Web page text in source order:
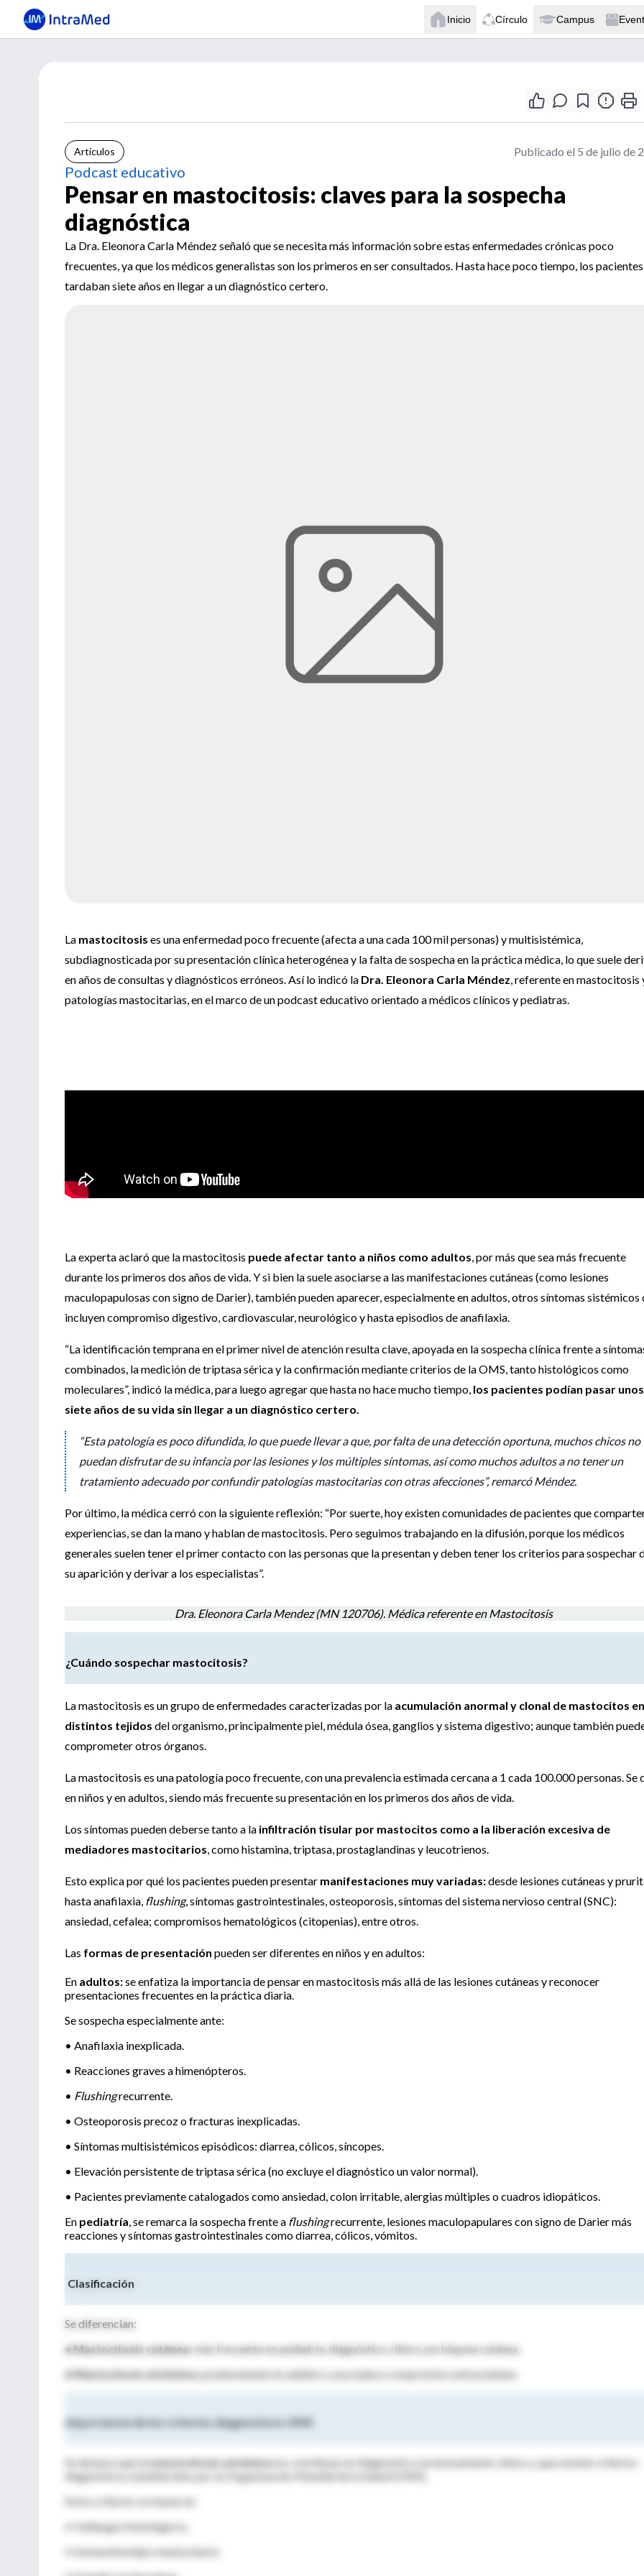
Inicio Círculo Campus
Artículos Publicado el 5 de julio de
Podcast educativo
Pensar en mastocitosis: claves para la sospecha
diagnóstica
La Dra. Eleonora Carla Méndez señaló que se necesita más información sobre estas enfermedades crónicas poco
frecuentes, ya que los médicos generalistas son los primeros en ser consultados. Hasta hace poco tiempo, los pacientes
tardaban siete años en llegar a un diagnóstico certero.
La mastocitosis es una enfermedad poco frecuente (afecta a una cada 100 mil personas) y multisistémica,
subdiagnosticada por su presentación clínica heterogénea y la falta de sospecha en la práctica médica, lo que suele
en años de consultas y diagnósticos erróneos. Así lo indicó la Dra. Eleonora Carla Méndez , referente en mastocitosis
patologías mastocitarias, en el marco de un podcast educativo orientado a médicos clínicos y pediatras.
La experta aclaró que la mastocitosis puede afectar tanto a niños como adultos , por más que sea más frecuente
durante los primeros dos años de vida. Y si bien la suele asociarse a las manifestaciones cutáneas (como lesiones
maculopapulosas con signo de Darier), también pueden aparecer, especialmente en adultos, otros síntomas sistémicos
incluyen compromiso digestivo, cardiovascular, neurológico y hasta episodios de anafilaxia.
“La identificación temprana en el primer nivel de atención resulta clave, apoyada en la sospecha clínica frente a
combinados, la medición de triptasa sérica y la confirmación mediante criterios de la OMS, tanto histológicos como
moleculares”, indicó la médica, para luego agregar que hasta no hace mucho tiempo, los pacientes podían pasar unos
siete años de su vida sin llegar a un diagnóstico certero.
“Esta patología es poco difundida, lo que puede llevar a que, por falta de una detección oportuna, muchos chicos no
puedan disfrutar de su infancia por las lesiones y los múltiples síntomas, así como muchos adultos a no tener un
tratamiento adecuado por confundir patologías mastocitarias con otras afecciones”, remarcó Méndez.
Por último, la médica cerró con la siguiente reflexión: “Por suerte, hoy existen comunidades de pacientes que
experiencias, se dan la mano y hablan de mastocitosis. Pero seguimos trabajando en la difusión, porque los médicos
generales suelen tener el primer contacto con las personas que la presentan y deben tener los criterios para sospechar
su aparición y derivar a los especialistas”.
Dra. Eleonora Carla Mendez (MN 120706). Médica referente en Mastocitosis
¿Cuándo sospechar mastocitosis?
La mastocitosis es un grupo de enfermedades caracterizadas por la acumulación anormal y clonal de mastocitos en
distintos tejidos del organismo, principalmente piel, médula ósea, ganglios y sistema digestivo; aunque también
comprometer otros órganos.
La mastocitosis es una patología poco frecuente, con una prevalencia estimada cercana a 1 cada 100.000 personas. Se
en niños y en adultos, siendo más frecuente su presentación en los primeros dos años de vida.
Los síntomas pueden deberse tanto a la infiltración tisular por mastocitos como a la liberación excesiva de
mediadores mastocitarios , como histamina, triptasa, prostaglandinas y leucotrienos.
Esto explica por qué los pacientes pueden presentar manifestaciones muy variadas:desde lesiones cutáneas y
hasta anafilaxia, flushing, síntomas gastrointestinales, osteoporosis, síntomas del sistema nervioso central (SNC):
ansiedad, cefalea; compromisos hematológicos (citopenias), entre otros.
Las formas de presentación pueden ser diferentes en niños y en adultos:
En adultos:se enfatiza la importancia de pensar en mastocitosis más allá de las lesiones cutáneas y reconocer
presentaciones frecuentes en la práctica diaria.
Se sospecha especialmente ante:
• Anafilaxia inexplicada.
• Reacciones graves a himenópteros.
• Flushingrecurrente.
• Osteoporosis precoz o fracturas inexplicadas.
• Síntomas multisistémicos episódicos: diarrea, cólicos, síncopes.
• Elevación persistente de triptasa sérica (no excluye el diagnóstico un valor normal).
• Pacientes previamente catalogados como ansiedad, colon irritable, alergias múltiples o cuadros idiopáticos.
En pediatría , se remarca la sospecha frente a flushingrecurrente, lesiones maculopapulares con signo de Darier más
reacciones y síntomas gastrointestinales como diarrea, cólicos, vómitos.
Clasificación
Se diferencian:
• Mastocitosis cutánea: más frecuente en pediatría, diagnóstico clínico y/o biopsia cutánea.
• Mastocitosis sistémica, predominante en adultos y asociada a compromiso extracutáneo.
Importancia de los criterios diagnósticos OMS
Se destaca que lamastocitosis sistémicano constituye un diagnóstico exclusivamente clínico y que existen criterios
diagnósticos establecidos por la Organización Mundial de la Salud (OMS).
Estos criterios se basan en:
• Hallazgos histológicos.
• Inmunofenotipo mastocitario.